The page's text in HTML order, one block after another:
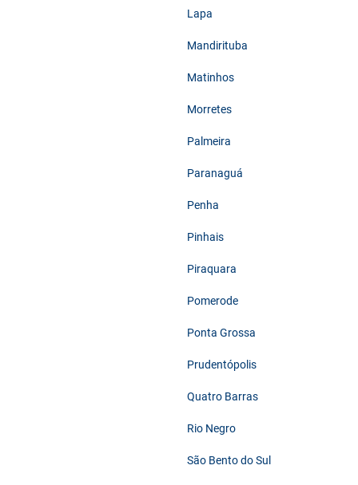
Lapa
Mandirituba
Matinhos
Morretes
Palmeira
Paranaguá
Penha
Pinhais
Piraquara
Pomerode
Ponta Grossa
Prudentópolis
Quatro Barras
Rio Negro
São Bento do Sul